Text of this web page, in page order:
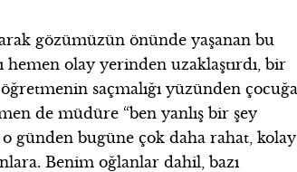
gözümüzün önünde yaşanan bu
hemen olay yerinden uzaklaştırdı, bir
saçmalığı yüzünden
de müdüre “ben yanlış bir şey
günden bugüne çok daha rahat, kolay
Benim oğlanlar dahil, bazı